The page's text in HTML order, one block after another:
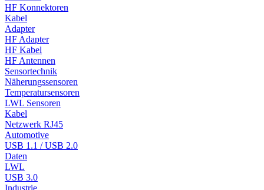
HF Konnektoren
Kabel
Adapter
HF Adapter
HF Kabel
HF Antennen
Sensortechnik
Näherungssensoren
Temperatursensoren
LWL Sensoren
Kabel
Netzwerk RJ45
Automotive
USB 1.1 / USB 2.0
Daten
LWL
USB 3.0
Industrie